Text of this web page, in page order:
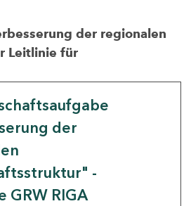
der regionalen
Leitlinie für
der
-
GRW RIGA